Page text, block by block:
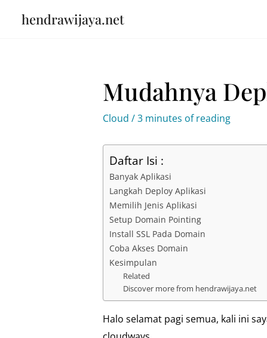
hendrawijaya.net
Mudahnya
Cloud /3 minutes of reading
Daftar Isi :
Banyak Aplikasi
Langkah Deploy Aplikasi
Memilih Jenis Aplikasi
Setup Domain Pointing
Install SSL Pada Domain
Coba Akses Domain
Kesimpulan
Related
Discover more from hendrawijaya.net
Halo selamat pagi semua, kali ini